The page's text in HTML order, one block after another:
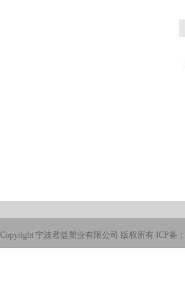
Copyright 宁波君益塑业有限公司 版权所有 ICP备：